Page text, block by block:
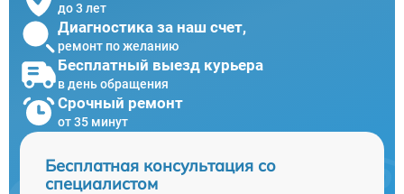
до 3 лет
Диагностика за наш счет,
ремонт по желанию
Бесплатный выезд курьера
в день обращения
Срочный ремонт
от 35 минут
Бесплатная консультация со
специалистом